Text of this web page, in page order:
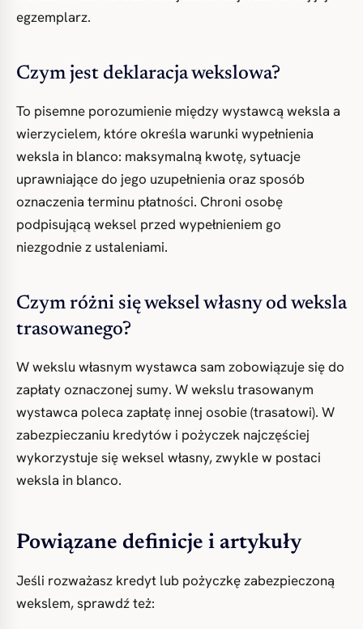
egzemplarz.
Czym jest deklaracja wekslowa?
To pisemne porozumienie między wystawcą weksla a
wierzycielem, które określa warunki wypełnienia
weksla in blanco: maksymalną kwotę, sytuacje
uprawniające do jego uzupełnienia oraz sposób
oznaczenia terminu płatności. Chroni osobę
podpisującą weksel przed wypełnieniem go
niezgodnie z ustaleniami.
Czym różni się weksel własny od weksla
trasowanego?
W wekslu własnym wystawca sam zobowiązuje się do
zapłaty oznaczonej sumy. W wekslu trasowanym
wystawca poleca zapłatę innej osobie (trasatowi). W
zabezpieczaniu kredytów i pożyczek najczęściej
wykorzystuje się weksel własny, zwykle w postaci
weksla in blanco.
Powiązane definicje i artykuły
Jeśli rozważasz kredyt lub pożyczkę zabezpieczoną
wekslem, sprawdź też: